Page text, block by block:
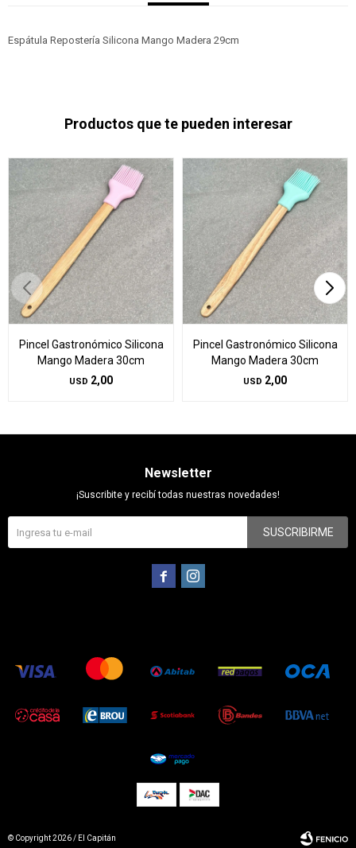
Espátula Repostería Silicona Mango Madera 29cm
Productos que te pueden interesar
Pincel Gastronómico Silicona
Mango Madera 30cm
USD 2,00
Pincel Gastronómico Silicona
Mango Madera 30cm
USD 2,00
Newsletter
¡Suscribite y recibí todas nuestras novedades!
SUSCRIBIRME
 
© Copyright 2026 / El Capitán